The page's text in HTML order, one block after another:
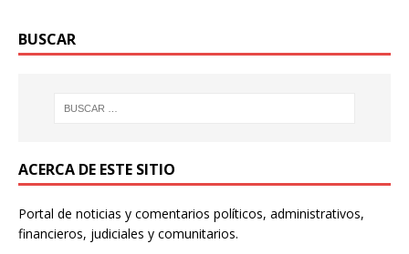
BUSCAR
ACERCA DE ESTE SITIO
Portal de noticias y comentarios políticos, administrativos,
financieros, judiciales y comunitarios.